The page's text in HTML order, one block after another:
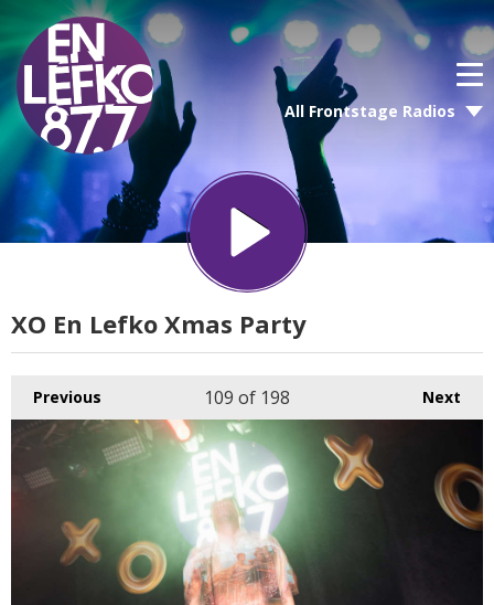
All Frontstage Radios
XO En Lefko Xmas Party
Previous Next
109 of 198